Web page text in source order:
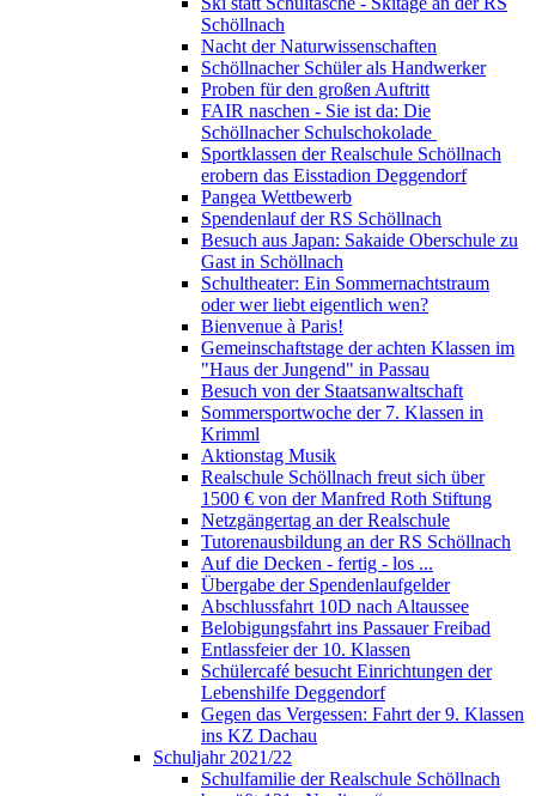
Schöllnach
Nacht der Naturwissenschaften
Schöllnacher Schüler als Handwerker
Proben für den großen Auftritt
FAIR naschen - Sie ist da: Die
Schöllnacher Schulschokolade
Sportklassen der Realschule Schöllnach
erobern das Eisstadion Deggendorf
Pangea Wettbewerb
Spendenlauf der RS Schöllnach
Besuch aus Japan: Sakaide Oberschule zu
Gast in Schöllnach
Schultheater: Ein Sommernachtstraum
oder wer liebt eigentlich wen?
Bienvenue à Paris!
Gemeinschaftstage der achten Klassen im
"Haus der Jungend" in Passau
Besuch von der Staatsanwaltschaft
Sommersportwoche der 7. Klassen in
Krimml
Aktionstag Musik
Realschule Schöllnach freut sich über
1500 € von der Manfred Roth Stiftung
Netzgängertag an der Realschule
Tutorenausbildung an der RS Schöllnach
Auf die Decken - fertig - los ...
Übergabe der Spendenlaufgelder
Abschlussfahrt 10D nach Altaussee
Belobigungsfahrt ins Passauer Freibad
Entlassfeier der 10. Klassen
Schülercafé besucht Einrichtungen der
Lebenshilfe Deggendorf
Gegen das Vergessen: Fahrt der 9. Klassen
ins KZ Dachau
Schuljahr 2021/22
Schulfamilie der Realschule Schöllnach